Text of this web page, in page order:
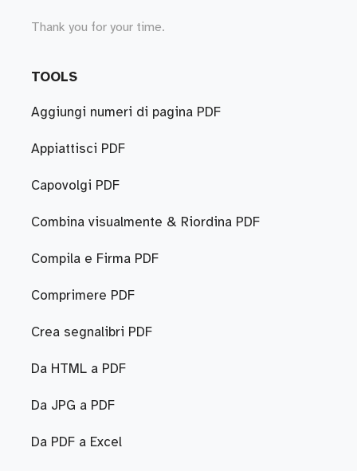
Thank you for your time.
TOOLS
Aggiungi numeri di pagina PDF
Appiattisci PDF
Capovolgi PDF
Combina visualmente & Riordina PDF
Compila e Firma PDF
Comprimere PDF
Crea segnalibri PDF
Da HTML a PDF
Da JPG a PDF
Da PDF a Excel